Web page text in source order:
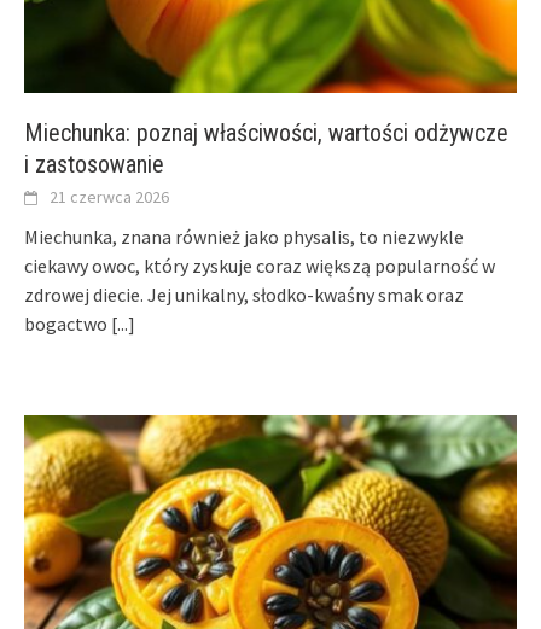
Miechunka: poznaj właściwości, wartości odżywcze
i zastosowanie
21 czerwca 2026
Miechunka, znana również jako physalis, to niezwykle
ciekawy owoc, który zyskuje coraz większą popularność w
zdrowej diecie. Jej unikalny, słodko-kwaśny smak oraz
bogactwo [...]